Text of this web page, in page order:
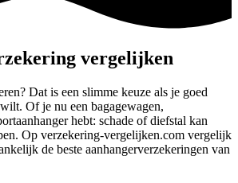
vergelijken
Dat is een slimme keuze als je goed
Of je nu een bagagewagen,
hebt: schade of diefstal kan
Op verzekering-vergelijken.com vergelijk
de beste aanhangerverzekeringen van